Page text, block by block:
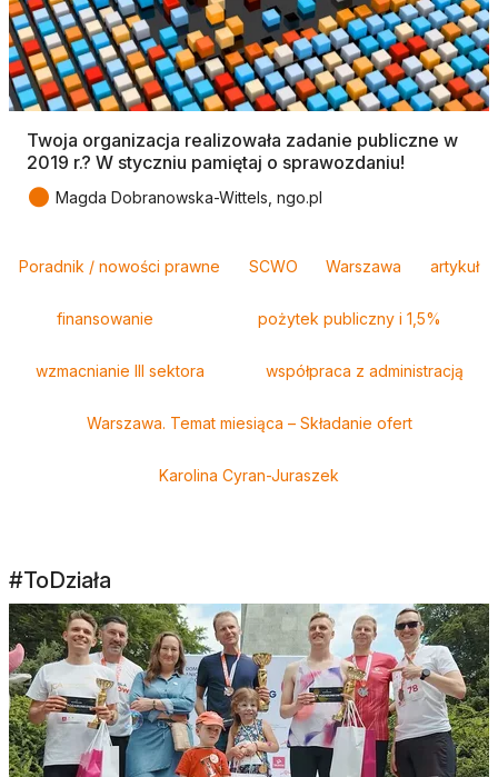
Twoja organizacja realizowała zadanie publiczne w
2019 r.? W styczniu pamiętaj o sprawozdaniu!
● Magda Dobranowska-Wittels, ngo.pl
Poradnik / nowości prawne SCWO Warszawa artykuł
finansowanie pożytek publiczny i 1,5%
wzmacnianie III sektora współpraca z administracją
Warszawa. Temat miesiąca – Składanie ofert
Karolina Cyran-Juraszek
#ToDziała